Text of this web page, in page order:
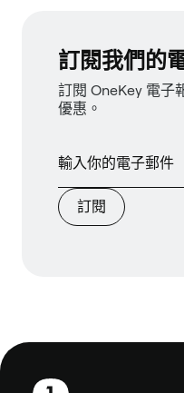
訂閱我們的
訂閱 OneKey 電子
優惠。
訂閱
頁